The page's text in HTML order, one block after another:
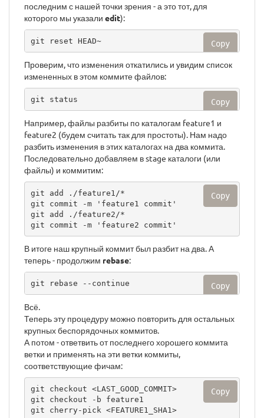
последним с нашей точки зрения - а это тот, для
которого мы указали edit):
git reset HEAD~ Copy
Проверим, что изменения откатились и увидим список
измененных в этом коммите файлов:
git status Copy
Например, файлы разбиты по каталогам feature1 и
feature2 (будем считать так для простоты). Нам надо
разбить изменения в этих каталогах на два коммита.
Последовательно добавляем в stage каталоги (или
файлы) и коммитим:
git add ./feature1/*
git commit -m 'feature1 commit'
git add ./feature2/*
git commit -m 'feature2 commit'
Copy
В итоге наш крупный коммит был разбит на два. А
теперь - продолжим rebase:
git rebase --continue Copy
Всё.
Теперь эту процедуру можно повторить для остальных
крупных беспорядочных коммитов.
А потом - ответвить от последнего хорошего коммита
ветки и применять на эти ветки коммиты,
соответствующие фичам:
git checkout <LAST_GOOD_COMMIT>
git checkout -b feature1
git cherry-pick <FEATURE1_SHA1>
Copy